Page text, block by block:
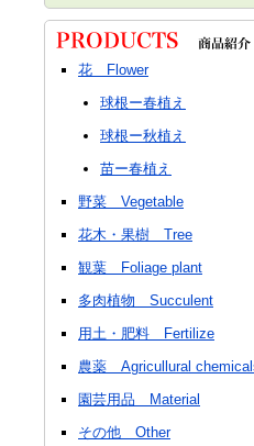
花 Flower
球根ー春植え
球根ー秋植え
苗ー春植え
野菜 Vegetable
花木・果樹 Tree
観葉 Foliage plant
多肉植物 Succulent
用土・肥料 Fertilize
農薬 Agricullural
園芸用品 Material
その他 Other